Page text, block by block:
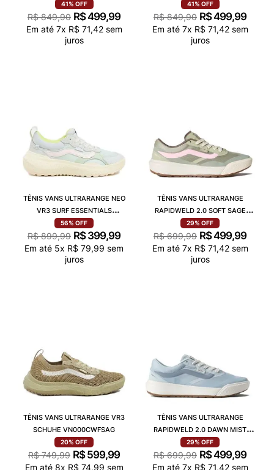
41% OFF
R$ 849,90 R$499,99
Em até 7x R$ 71,42sem
juros
41% OFF
R$ 849,90 R$499,99
Em até 7x R$ 71,42sem
juros
TÊNIS VANS ULTRARANGE NEO
VR3 SURF ESSENTIALS
VN000BCEBIG
56% OFF
R$ 899,99 R$ 399,99
Em até 5x R$ 79,99 sem
juros
TÊNIS VANS ULTRARANGE
RAPIDWELD 2.0 SOFT SAGE
VN000EHTFSG
29% OFF
R$ 699,99 R$499,99
Em até 7x R$ 71,42sem
juros
TÊNIS VANS ULTRARANGE VR3
SCHUHE VN000CWFSAG
20% OFF
R$ 749,99 R$ 599,99
Em até 8x R$ 74,99 sem
TÊNIS VANS ULTRARANGE
RAPIDWELD 2.0 DAWN MIST
VN000EHTFOA
29% OFF
R$ 699,99 R$499,99
Em até 7x R$ 71,42sem